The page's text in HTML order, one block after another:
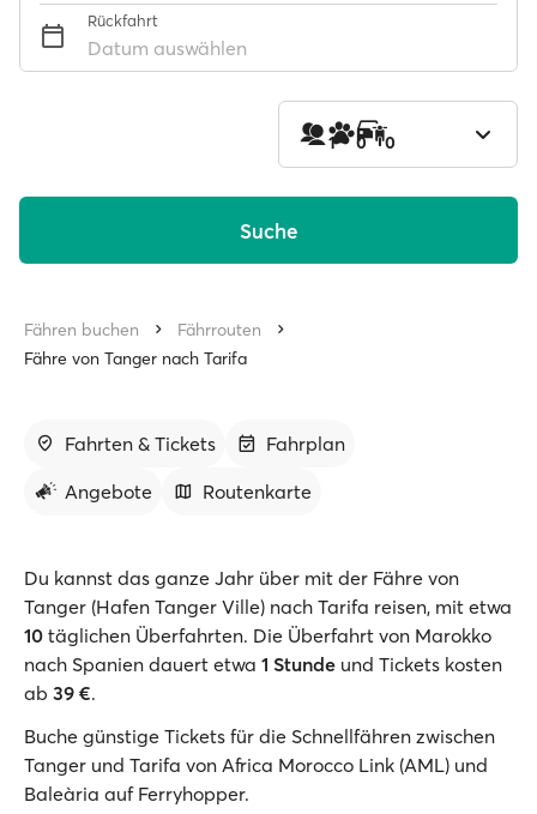
Rückfahrt
Datum auswählen
1 0 0
Suche
Fähren buchen
Fährrouten
Fähre von Tanger nach Tarifa
Fahrten & Tickets
Fahrplan
Angebote
Routenkarte
Du kannst das ganze Jahr über mit der Fähre von
Tanger (Hafen Tanger Ville) nach Tarifa reisen, mit etwa
10 täglichen Überfahrten. Die Überfahrt von Marokko
nach Spanien dauert etwa 1 Stunde und Tickets kosten
ab 39 €.
Buche günstige Tickets für die Schnellfähren zwischen
Tanger und Tarifa von Africa Morocco Link (AML) und
Baleària auf Ferryhopper.